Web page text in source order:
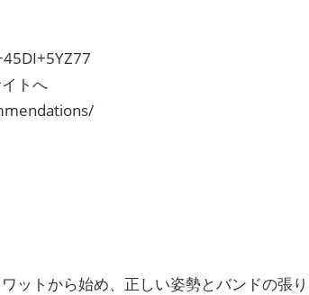
トへ
ットから始め、正しい姿勢とバンドの張り